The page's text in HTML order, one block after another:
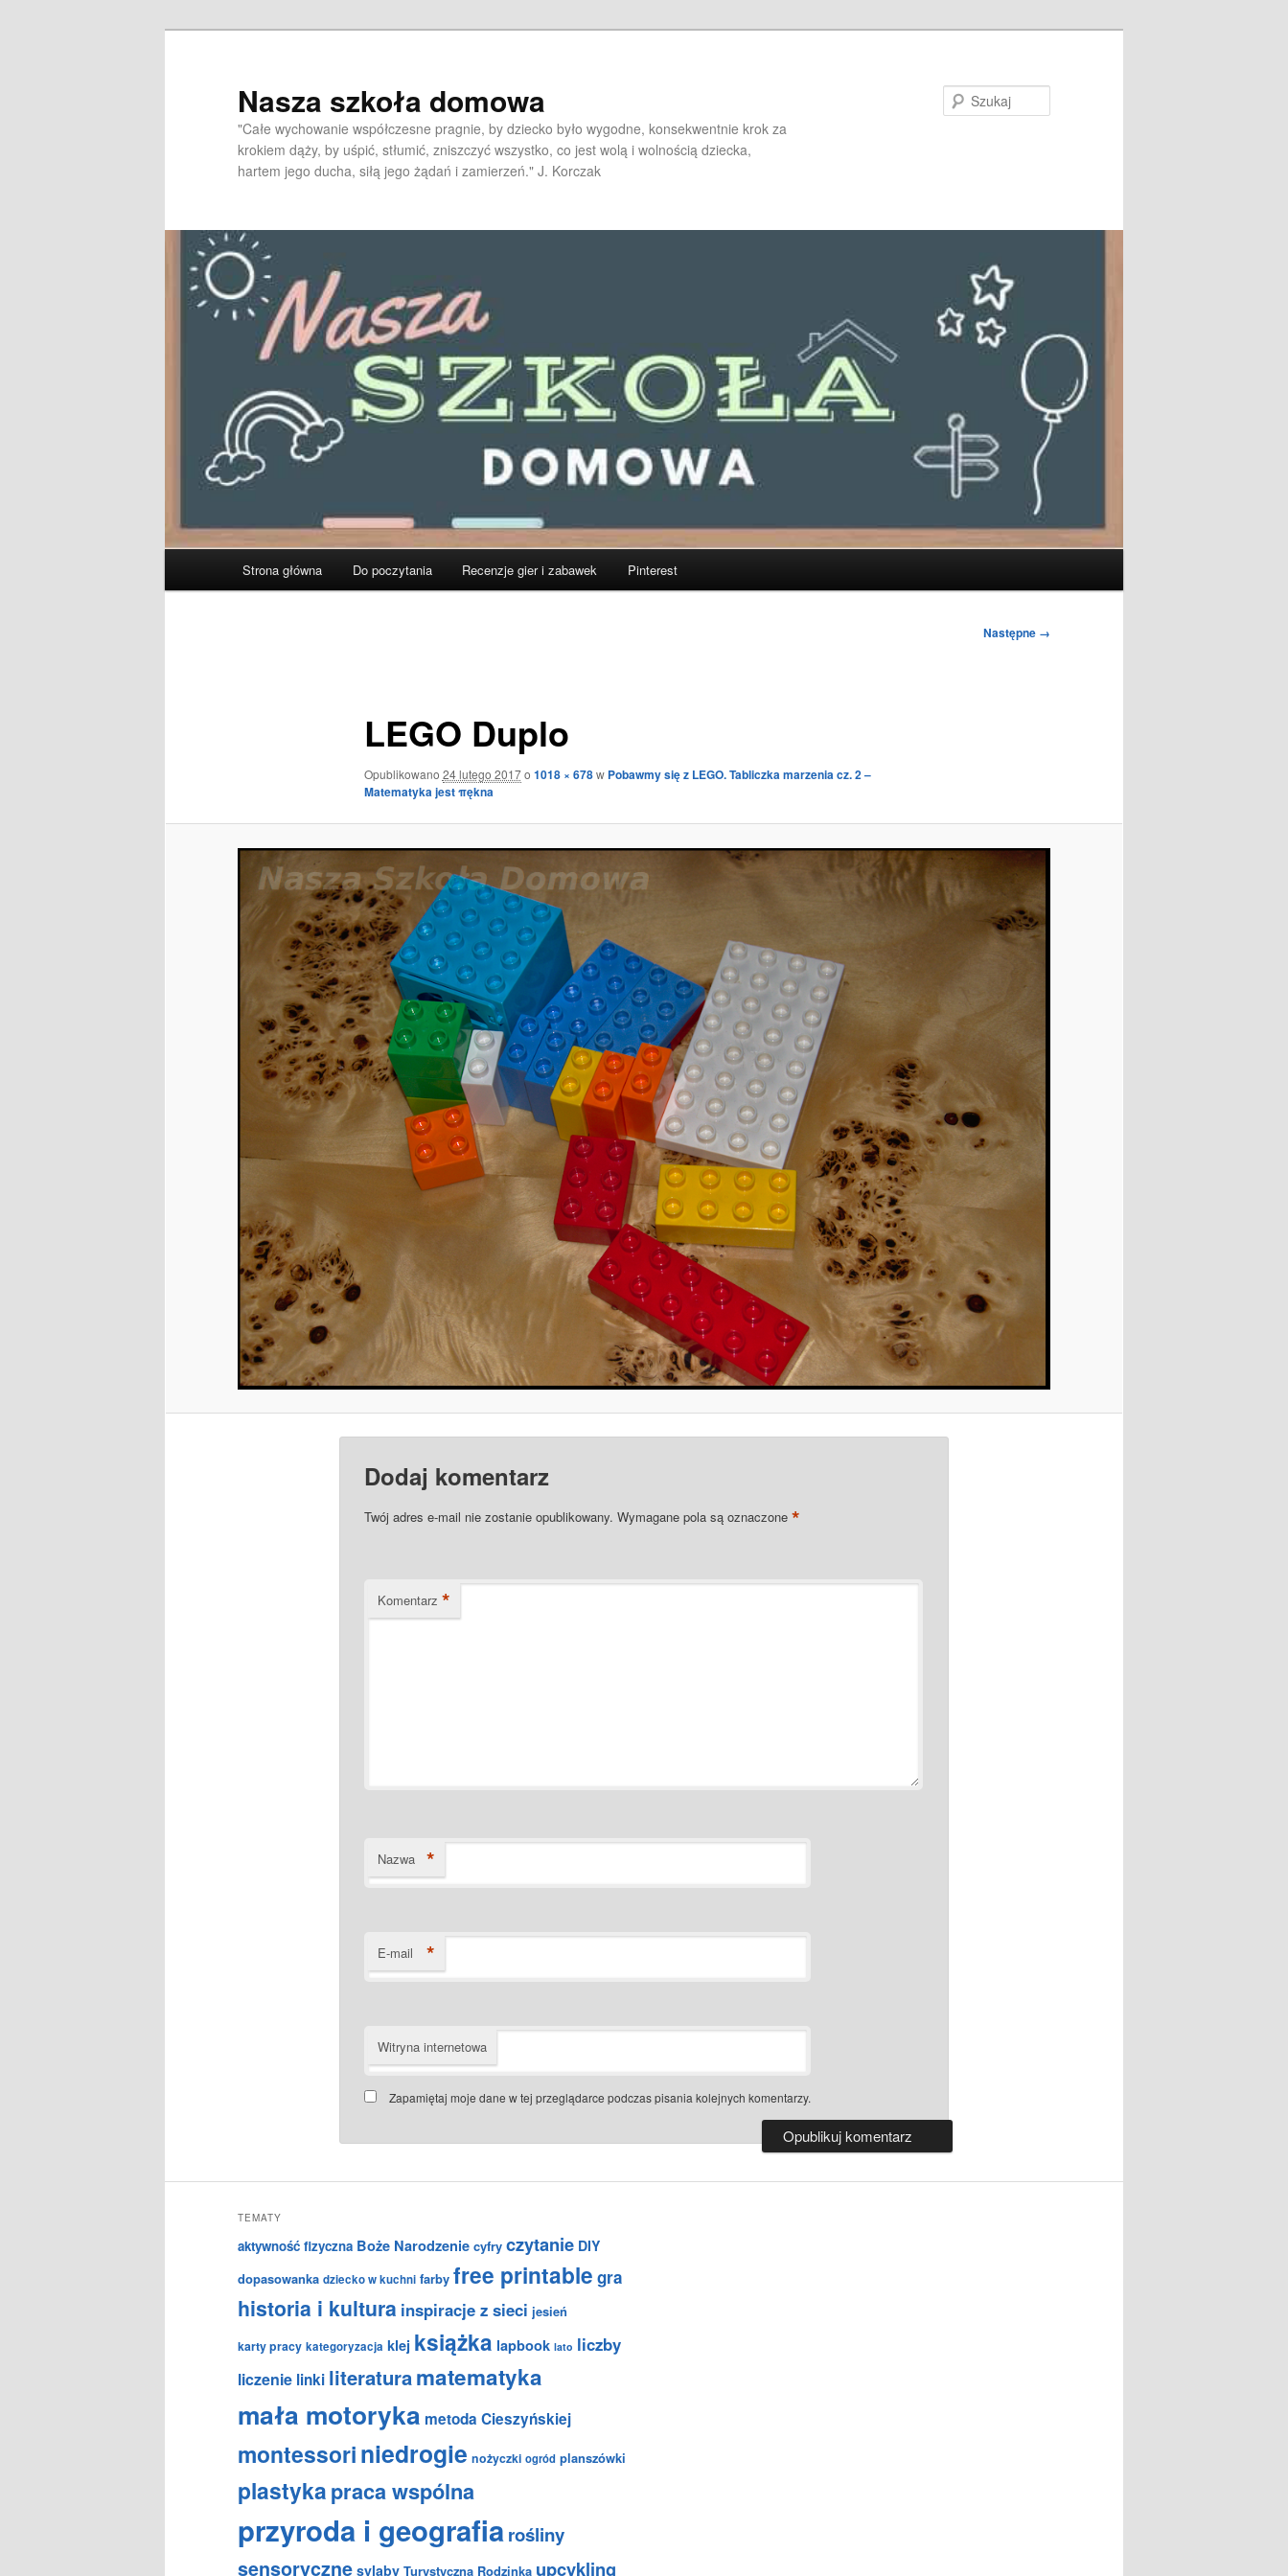
Nasza szkoła domowa
"Całe wychowanie współczesne pragnie, by dziecko było wygodne, konsekwentnie krok za
krokiem dąży, by uśpić, stłumić, zniszczyć wszystko, co jest wolą i wolnością dziecka,
hartem jego ducha, siłą jego żądań i zamierzeń." J. Korczak
Strona główna Do poczytania Recenzje gier i zabawek Pinterest
Następne →
LEGO Duplo
Opublikowano 24 lutego 2017o 1018 × 678w Pobawmy się z LEGO. Tabliczka marzenia cz. 2 –
Matematyka jest πękna
Dodaj komentarz
Twój adres e-mail nie zostanie opublikowany. Wymagane pola są oznaczone *
Komentarz *
Nazwa *
E-mail *
Witryna internetowa
Zapamiętaj moje dane w tej przeglądarce podczas pisania kolejnych komentarzy.
TEMATY
aktywność fizyczna Boże Narodzenie cyfry czytanie DIY
dopasowanka dziecko w kuchni farby free printable gra
historia i kultura inspiracje z sieci jesień
karty pracy kategoryzacja klej książka lapbook lato liczby
liczenie linki literaturamatematyka
mała motoryka metoda Cieszyńskiej
montessoriniedrogie nożyczki ogród planszówki
plastykapraca wspólna
przyroda i geografiarośliny
sensoryczne sylaby Turystyczna Rodzinka upcykling